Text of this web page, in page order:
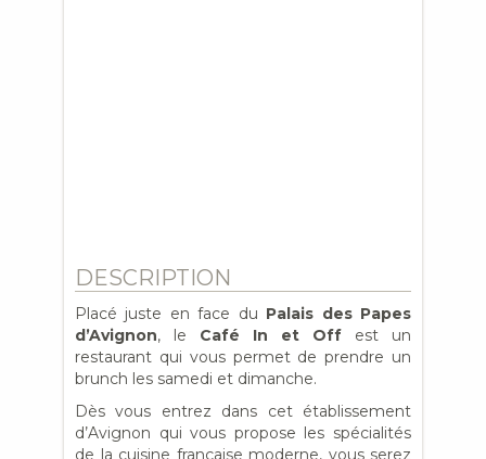
DESCRIPTION
Placé juste en face du Palais des Papes
d’Avignon, le Café In et Off est un
restaurant qui vous permet de prendre un
brunch les samedi et dimanche.
Dès vous entrez dans cet établissement
d’Avignon qui vous propose les spécialités
de la cuisine française moderne, vous serez